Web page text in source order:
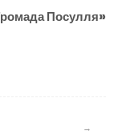
Посулля»